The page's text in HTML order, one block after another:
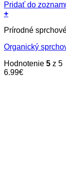
Pridať do
+
Prírodné
Organický
Hodnotenie 5 z 5
6.99€